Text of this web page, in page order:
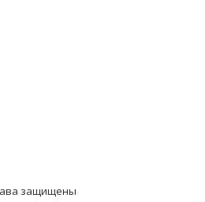
защищены